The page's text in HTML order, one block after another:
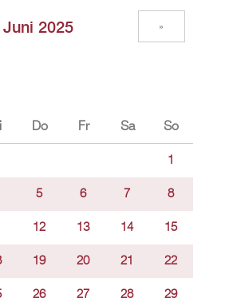
Juni 2025 »
Do Fr Sa So
1
5 6 7 8
12 13 14 15
19 20 21 22
26 27 28 29